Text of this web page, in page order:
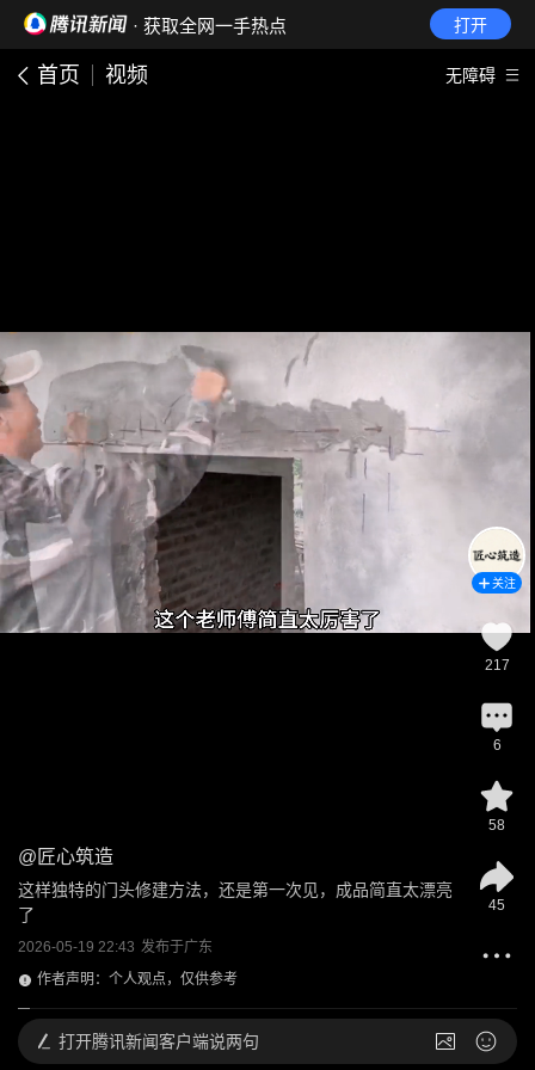
· 获取全网一手热点 打开
首页 视频 无障碍
@ 匠心筑造
这样独特的门头修建方法，还是第一次见，成品简直太漂亮
了
2026-05-19 22:43 发布于广东
作者声明：个人观点，仅供参考
关注
217
6
58
45
打开腾讯新闻客户端说两句